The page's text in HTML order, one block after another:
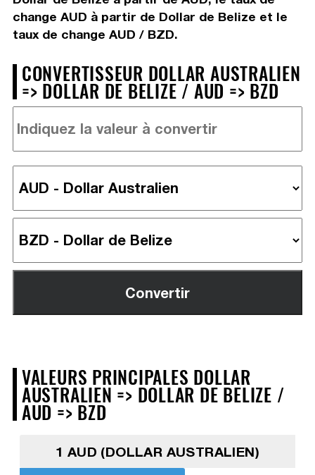
change AUD à partir de Dollar de Belize et le
taux de change AUD / BZD.
CONVERTISSEUR DOLLAR AUSTRALIEN
=> DOLLAR DE BELIZE / AUD => BZD
VALEURS PRINCIPALES DOLLAR
AUSTRALIEN => DOLLAR DE BELIZE /
AUD => BZD
1 AUD (DOLLAR AUSTRALIEN)